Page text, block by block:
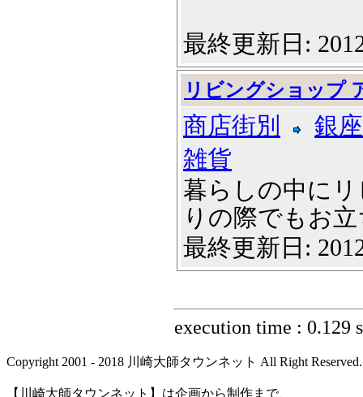
最終更新日:
リビングショップ
商店街別
銀
雑貨
暮らしの中に
りの際でもお
最終更新日:
execution time : 0.129
Copyright 2001 - 2018 川崎大師タウンネット All Right Reserved.
【川崎大師タウンネット】は企画から制作まで、